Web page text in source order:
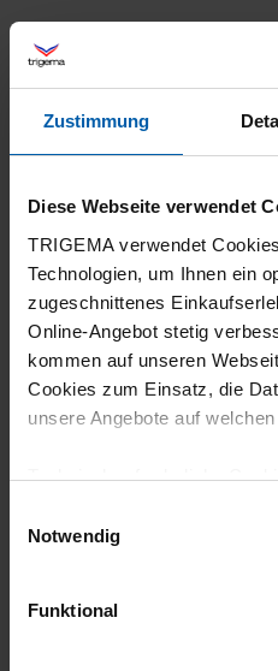
Zustimmung
Diese Webseite verwendet
TRIGEMA verwendet
Technologien, um Ihnen ein
zugeschnittenes
Online-Angebot stetig
kommen auf unseren
Cookies zum Einsatz, die
unsere Angebote auf
Technisch erforderliche
grundlegende Funktionen wie
gewährleisten.
Notwendig
Funktional
4
Behalten weil es
so gut.